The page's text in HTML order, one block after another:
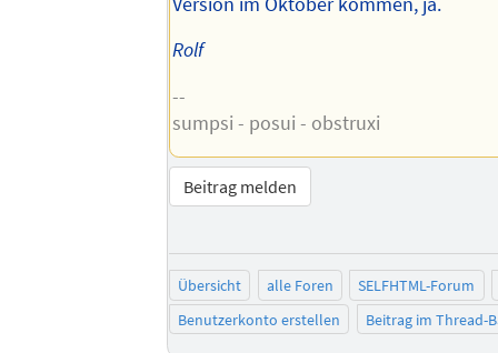
Rolf
--
sumpsi - posui - obstruxi
Beitrag melden
Übersicht alle Foren
SELFHTML-Forum
Benutzerkonto erstellen
Beitrag im Thread-